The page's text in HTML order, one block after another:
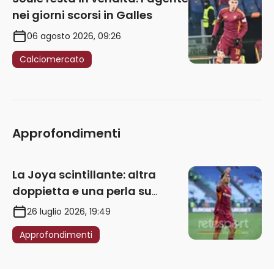
Approfondimenti
La Joya scintillante: altra
doppietta e una perla su
numeriche: i ruoli da coprire
20 luglio 2026, 10:15
Approfondimenti